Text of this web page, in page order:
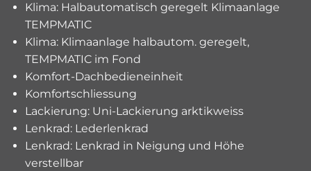
Klima: Halbautomatisch geregelt Klimaanlage
TEMPMATIC
Klima: Klimaanlage halbautom. geregelt,
TEMPMATIC im Fond
Komfort-Dachbedieneinheit
Komfortschliessung
Lackierung: Uni-Lackierung arktikweiss
Lenkrad: Lederlenkrad
Lenkrad: Lenkrad in Neigung und Höhe
verstellbar